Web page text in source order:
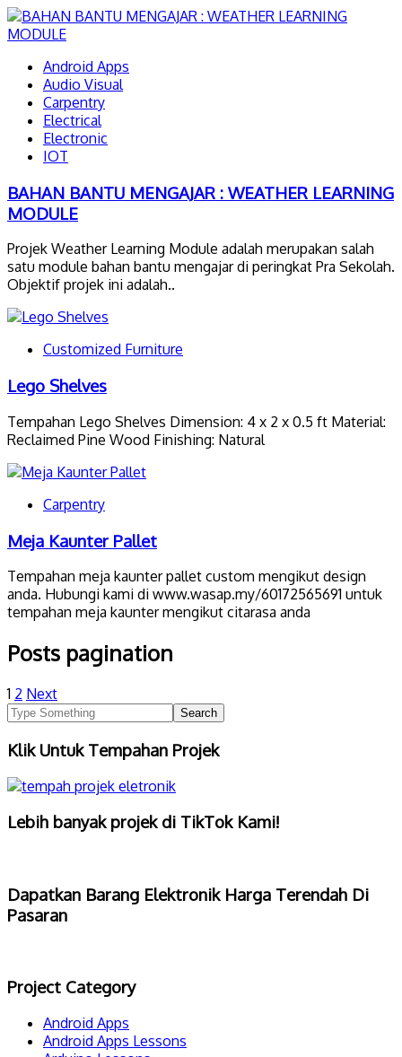
Android Apps
Audio Visual
Carpentry
Electrical
Electronic
IOT
BAHAN BANTU MENGAJAR : WEATHER LEARNING
MODULE
Projek Weather Learning Module adalah merupakan salah
satu module bahan bantu mengajar di peringkat Pra Sekolah.
Objektif projek ini adalah..
Customized Furniture
Lego Shelves
Tempahan Lego Shelves Dimension: 4 x 2 x 0.5 ft Material:
Reclaimed Pine Wood Finishing: Natural
Carpentry
Meja Kaunter Pallet
Tempahan meja kaunter pallet custom mengikut design
anda. Hubungi kami di www.wasap.my/60172565691 untuk
tempahan meja kaunter mengikut citarasa anda
Posts pagination
1 2 Next
Klik Untuk Tempahan Projek
Lebih banyak projek di TikTok Kami!
Dapatkan Barang Elektronik Harga Terendah Di
Pasaran
Project Category
Android Apps
Android Apps Lessons